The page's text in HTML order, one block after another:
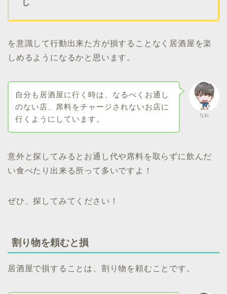
し
を意識して行動出来た方が損することなく居酒屋を楽
しめるようになるかと思います。
なお
自分も居酒屋に行く時は、なるべくお通し
のない店、席料をチャージされないお店に
行くようにしています。
意外と探してみるとお通し代や席料を取らずに飲んだ
い食べたり出来る所って多いですよ！
ぜひ、探してみてください！
割り物を頼むと損
居酒屋で損することは、割り物を頼むことです。